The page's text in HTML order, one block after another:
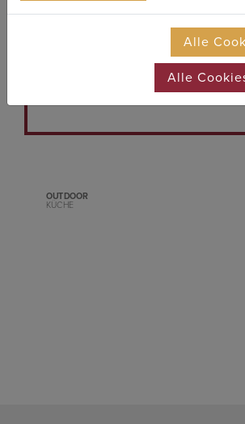
über­wa­chen, gemeinsam Essen
Ende aufräumen. Egal, ob
Speisen oder klas­si­sche
es ist für jeden etwas dabei.
OUTDOOR
KÜCHE
Alle
Alle